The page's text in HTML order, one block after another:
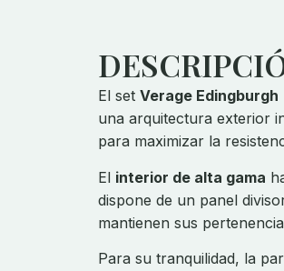
El set Verage Edingburgh
una arquitectura exterior
para maximizar la
El interior de alta gama
dispone de un panel
mantienen sus
Para su tranquilidad, la